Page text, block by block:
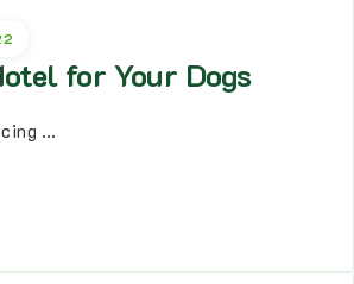
for Your Dogs
…